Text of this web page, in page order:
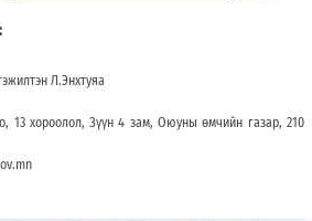
Л.Энхтуяа
13 хороолол, Зүүн 4 зам, Оюуны өмчийн газар, 210